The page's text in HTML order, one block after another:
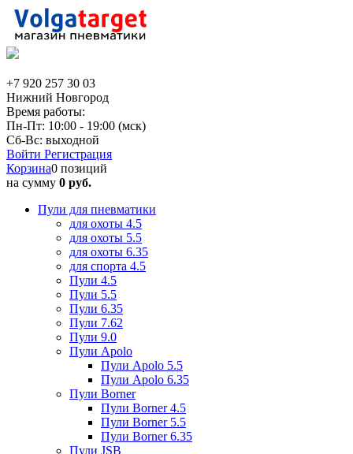
+7 920 257 30 03
Нижний Новгород
Время работы:
Пн-Пт: 10:00 - 19:00 (мск)
Сб-Вс: выходной
Войти Регистрация
Корзина0 позиций
на сумму 0 руб.
Пули для пневматики
для охоты 4.5
для охоты 5.5
для охоты 6.35
для спорта 4.5
Пули 4.5
Пули 5.5
Пули 6.35
Пули 7.62
Пули 9.0
Пули Apolo
Пули Apolo 5.5
Пули Apolo 6.35
Пули Borner
Пули Borner 4.5
Пули Borner 5.5
Пули Borner 6.35
Пули JSB